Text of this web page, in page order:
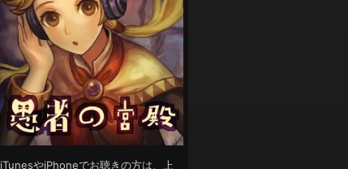
iTunesやiPhoneでお聴きの方は、上